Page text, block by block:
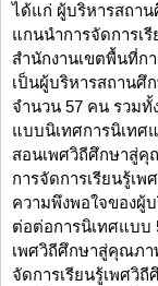
ได้แก่ ผู้บริหารสถาน
แกนนำการจัดการเ
สำนักงานเขตพื้นที่ก
เป็นผู้บริหารสถานศึ
จำนวน 57 คน รวมทั้
แบบนิเทศการนิเทศ
สอนเพศวิถีศึกษาสู่คุ
การจัดการเรียนรู้เ
ความพึงพอใจของผู้
ต่อต่อการนิเทศแบบ
เพศวิถีศึกษาสู่คุณภา
จัดการเรียนรู้เพศวิ